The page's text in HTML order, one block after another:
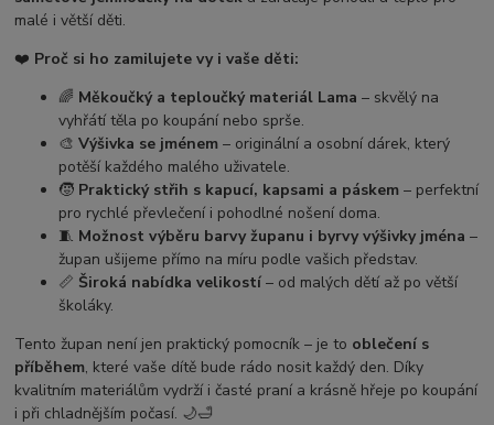
malé i větší děti.
❤️ Proč si ho zamilujete vy i vaše děti:
🌈 Měkoučký a teploučký materiál Lama – skvělý na
vyhřátí těla po koupání nebo sprše.
🎨Výšivka se jménem – originální a osobní dárek, který
potěší každého malého uživatele.
🧒 Praktický střih s kapucí, kapsami a páskem – perfektní
pro rychlé převlečení i pohodlné nošení doma.
🧵 Možnost výběru barvy županu i byrvy výšivky jména –
župan ušijeme přímo na míru podle vašich představ.
📏 Široká nabídka velikostí – od malých dětí až po větší
školáky.
Tento župan není jen praktický pomocník – je to oblečení s
příběhem, které vaše dítě bude rádo nosit každý den. Díky
kvalitním materiálům vydrží i časté praní a krásně hřeje po koupání
i při chladnějším počasí. 🌙🛁